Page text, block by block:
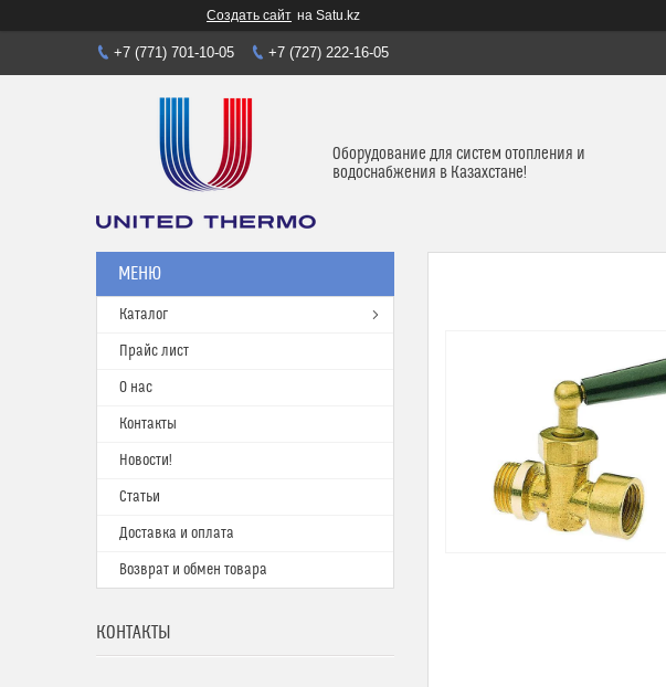
Создать сайт на Satu.kz
+7 (771) 701-10-05 +7 (727) 222-16-05
Оборудование для систем отопления и
водоснабжения в Казахстане!
Каталог
Прайс лист
О нас
Контакты
Новости!
Статьи
Доставка и оплата
Возврат и обмен товара
КОНТАКТЫ